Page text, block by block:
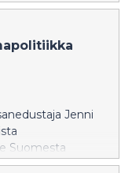
ja
ja perumaan
Jenni
Suomesta
mutta